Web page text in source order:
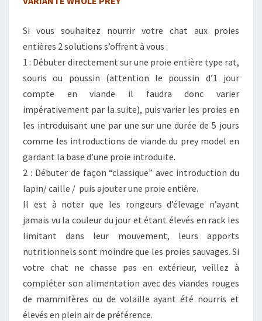
Si vous souhaitez nourrir votre chat aux proies
entières 2 solutions s’offrent à vous :
1 : Débuter directement sur une proie entière type rat,
souris ou poussin (attention le poussin d’1 jour
compte en viande il faudra donc varier
impérativement par la suite), puis varier les proies en
les introduisant une par une sur une durée de 5 jours
comme les introductions de viande du prey model en
gardant la base d’une proie introduite.
2 : Débuter de façon “classique” avec introduction du
lapin/ caille / puis ajouter une proie entière.
Il est à noter que les rongeurs d’élevage n’ayant
jamais vu la couleur du jour et étant élevés en rack les
limitant dans leur mouvement, leurs apports
nutritionnels sont moindre que les proies sauvages. Si
votre chat ne chasse pas en extérieur, veillez à
compléter son alimentation avec des viandes rouges
de mammifères ou de volaille ayant été nourris et
élevés en plein air de préférence.